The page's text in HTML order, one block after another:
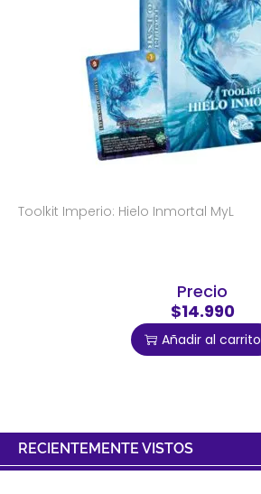
Toolkit Imperio: Hielo Inmortal MyL
Precio
$14.990
Añadir al carrito
RECIENTEMENTE VISTOS